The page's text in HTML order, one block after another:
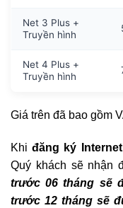
Net 3 Plus +
Truyền hình
Net 4 Plus +
Truyền hình
Giá trên đã bao gồm
Khiđăng ký
Quý khách sẽ nhận
trước 06 tháng sẽ
trước 12 tháng sẽ